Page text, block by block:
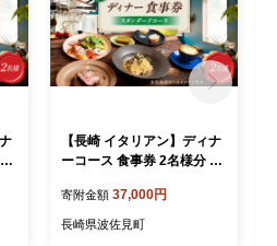
【長崎 イタリアン】ディナ
ーコース 食事券 2名様分 ス
onda Casa】 [IG15]
寄附金額 37,000円
長崎県波佐見町